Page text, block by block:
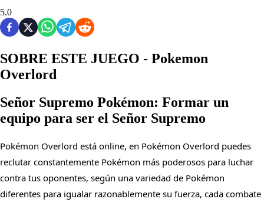
5.0
SOBRE ESTE JUEGO - Pokemon
Overlord
Señor Supremo Pokémon: Formar un
equipo para ser el Señor Supremo
Pokémon Overlord está online, en Pokémon Overlord puedes
reclutar constantemente Pokémon más poderosos para luchar
contra tus oponentes, según una variedad de Pokémon
diferentes para igualar razonablemente su fuerza, cada combate